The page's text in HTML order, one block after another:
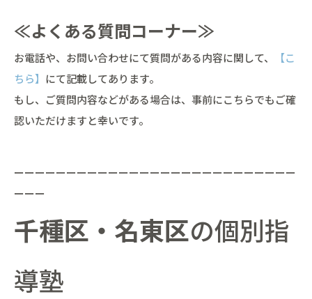
≪よくある質問コーナー≫
お電話や、お問い合わせにて質問がある内容に関して、
【こ
ちら】 にて記載してあります。
もし、ご質問内容などがある場合は、事前にこちらでもご確
認いただけますと幸いです。
ーーーーーーーーーーーーーーーーーーーーーーーーーーー
ーーー
千種区・名東区の個別指
導塾